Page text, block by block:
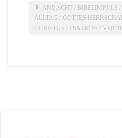
ANDACHT/ BIBELIMPULS /
ALLTAG /GOTTES
CHRISTUS / PSALM 97 /